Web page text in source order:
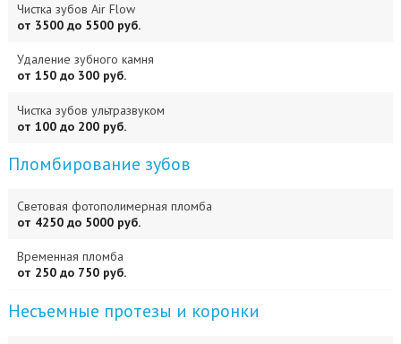
Чистка зубов Air Flow
от 3500 до 5500 руб.
Удаление зубного камня
от 150 до 300 руб.
Чистка зубов ультразвуком
от 100 до 200 руб.
Пломбирование зубов
Световая фотополимерная пломба
от 4250 до 5000 руб.
Временная пломба
от 250 до 750 руб.
Несъемные протезы и коронки